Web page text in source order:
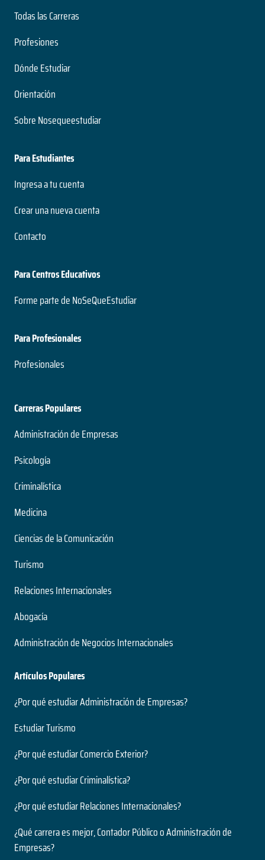
Todas las Carreras
Profesiones
Dónde Estudiar
Orientación
Sobre Nosequeestudiar
Para Estudiantes
Ingresa a tu cuenta
Crear una nueva cuenta
Contacto
Para Centros Educativos
Forme parte de NoSeQueEstudiar
Para Profesionales
Profesionales
Carreras Populares
Administración de Empresas
Psicología
Criminalística
Medicina
Ciencias de la Comunicación
Turismo
Relaciones Internacionales
Abogacía
Administración de Negocios Internacionales
Artículos Populares
¿Por qué estudiar Administración de Empresas?
Estudiar Turismo
¿Por qué estudiar Comercio Exterior?
¿Por qué estudiar Criminalística?
¿Por qué estudiar Relaciones Internacionales?
¿Qué carrera es mejor, Contador Público o Administración de
Empresas?